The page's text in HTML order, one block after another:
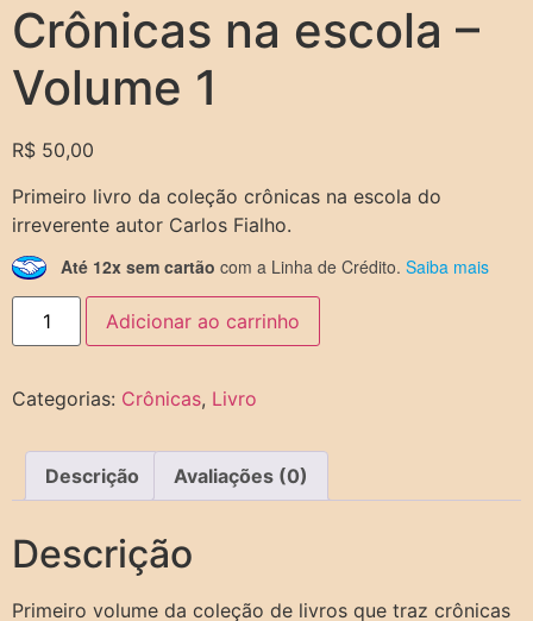
Crônicas na escola –
Volume 1
R$ 50,00
Primeiro livro da coleção crônicas na escola do
irreverente autor Carlos Fialho.
Até 12x sem cartão com a Linha de Crédito. Saiba mais
Adicionar ao carrinho
Categorias: Crônicas, Livro
Descrição Avaliações (0)
Descrição
Primeiro volume da coleção de livros que traz crônicas